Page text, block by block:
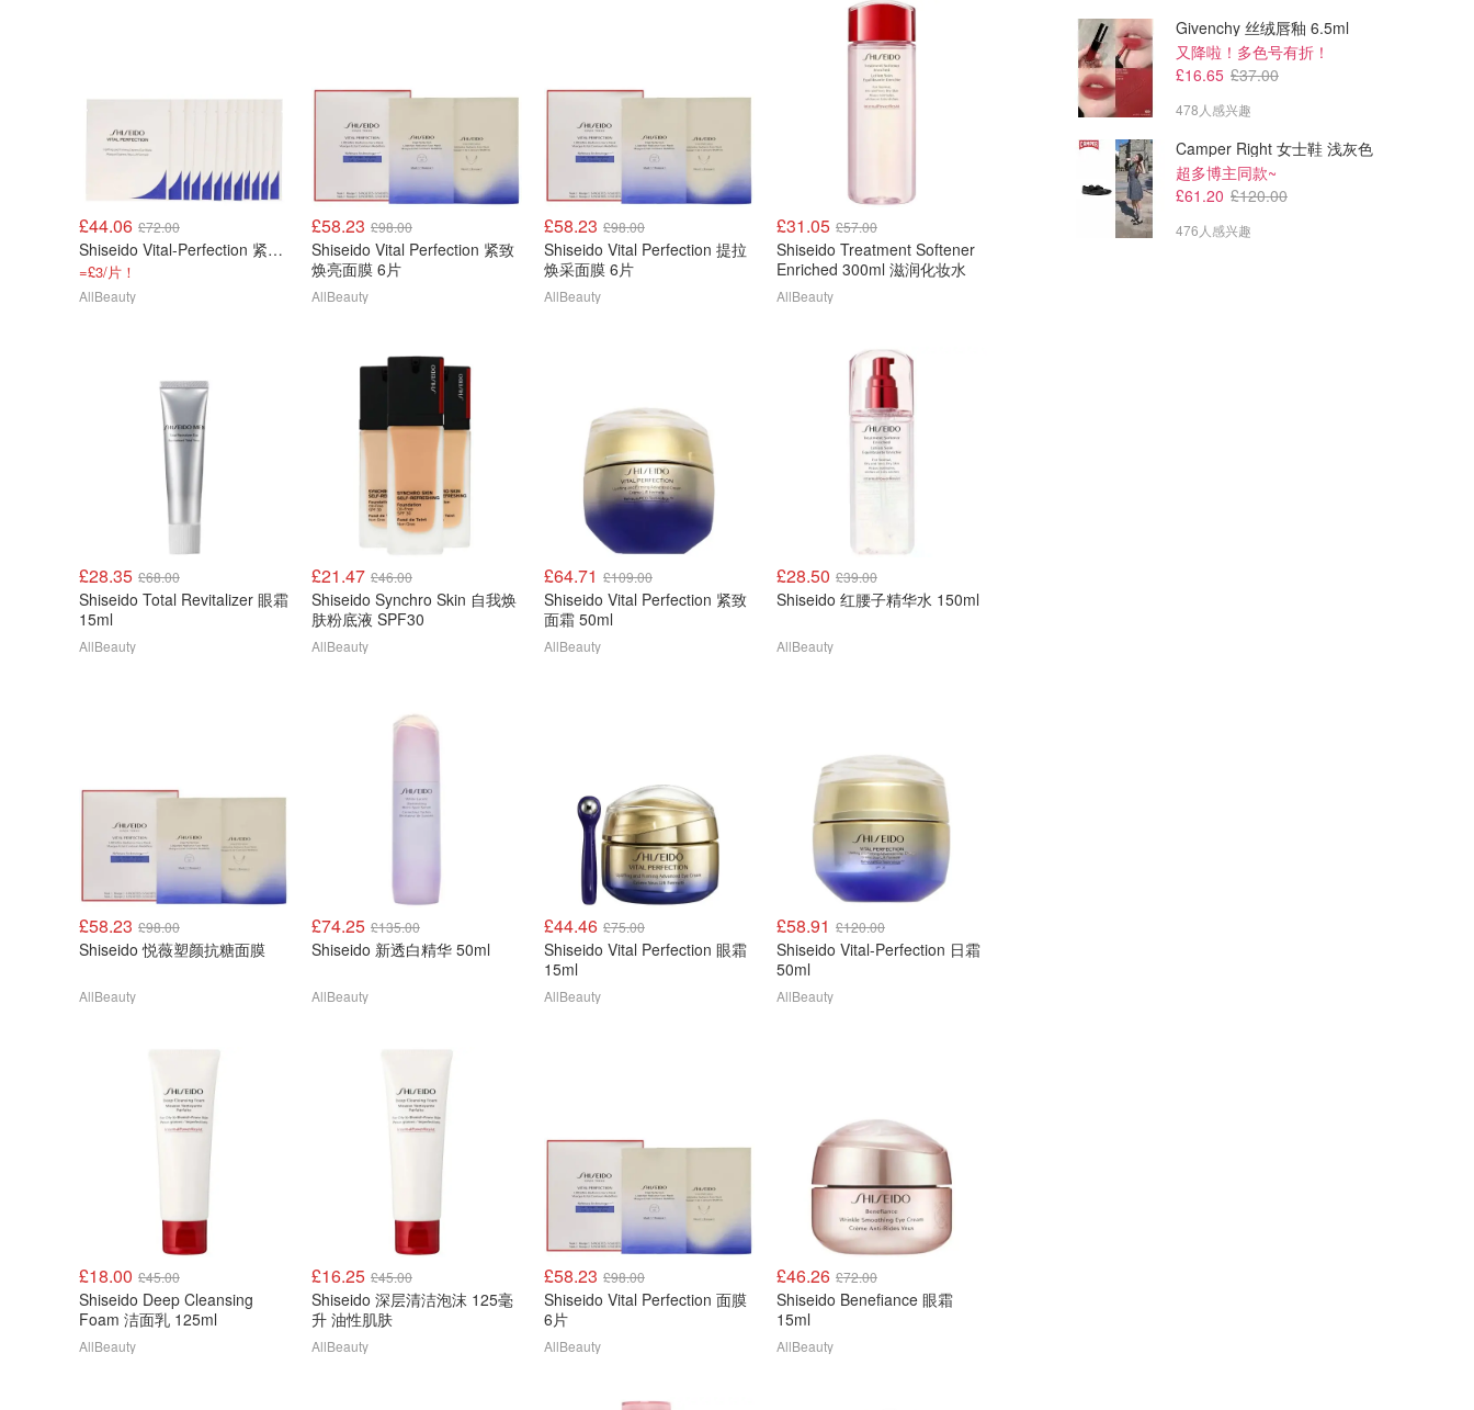
£44.06 £72.00
Shiseido Vital-Perfection 紧致提拉眼膜 12片
=£3/片！
AllBeauty
£58.23 £98.00
Shiseido Vital Perfection 紧致
焕亮面膜 6片
AllBeauty
£58.23 £98.00
Shiseido Vital Perfection 提拉
焕采面膜 6片
AllBeauty
£31.05 £57.00
Shiseido Treatment Softener
Enriched 300ml 滋润化妆水
AllBeauty
£28.35 £68.00
Shiseido Total Revitalizer 眼霜
15ml
AllBeauty
£21.47 £46.00
Shiseido Synchro Skin 自我焕
肤粉底液 SPF30
AllBeauty
£64.71 £109.00
Shiseido Vital Perfection 紧致
面霜 50ml
AllBeauty
£28.50 £39.00
Shiseido 红腰子精华水 150ml
AllBeauty
£58.23 £98.00
Shiseido 悦薇塑颜抗糖面膜
AllBeauty
£74.25 £135.00
Shiseido 新透白精华 50ml
AllBeauty
£44.46 £75.00
Shiseido Vital Perfection 眼霜
15ml
AllBeauty
£58.91 £120.00
Shiseido Vital-Perfection 日霜
50ml
AllBeauty
£18.00 £45.00
Shiseido Deep Cleansing
Foam 洁面乳 125ml
AllBeauty
£16.25 £45.00
Shiseido 深层清洁泡沫 125毫
升 油性肌肤
AllBeauty
£58.23 £98.00
Shiseido Vital Perfection 面膜
6片
AllBeauty
£46.26 £72.00
Shiseido Benefiance 眼霜
15ml
AllBeauty
Givenchy 丝绒唇釉 6.5ml
又降啦！多色号有折！
£16.65 £37.00
478人感兴趣
Camper Right 女士鞋 浅灰色
超多博主同款~
£61.20 £120.00
476人感兴趣